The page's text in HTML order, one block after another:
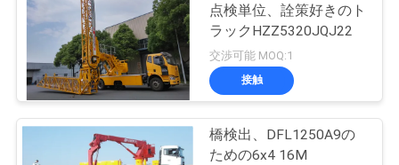
ト
点検単位、詮策好きのト
ラックHZZ5320JQJ22
交渉可能 MOQ:1
接触
橋検出、DFL1250A9の
ための6x4 16M